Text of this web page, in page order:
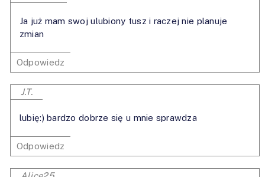
Ja już mam swoj ulubiony tusz i raczej nie planuje
zmian
Odpowiedz
J.T.
lubię:) bardzo dobrze się u mnie sprawdza
Odpowiedz